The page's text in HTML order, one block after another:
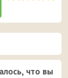
что вы